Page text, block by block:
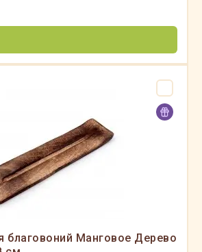
благовоний Манговое Дерево